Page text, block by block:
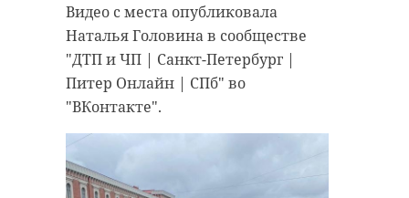
Видео с места опубликовала
Наталья Головина в сообществе
"ДТП и ЧП | Санкт-Петербург |
Питер Онлайн | СПб" во
"ВКонтакте".